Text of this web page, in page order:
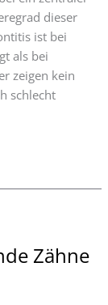
dieser
ist bei
als bei
zeigen kein
schlecht
Zähne